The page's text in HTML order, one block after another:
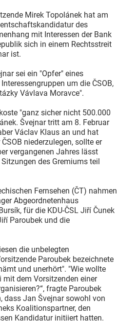
Mirek Topolánek hat am
des
mit Interessen der Bank
sich in einem Rechtsstreit
ist.
sei ein "Opfer" eines
um die ČSOB,
Vávlava Moravce".
"ganz sicher nicht 500.000
Švejnar tritt am 8. Februar
Václav Klaus an und hat
niederzulegen, sollte er
vergangenen Jahres lässt
des Gremiums teil
Fernsehen (ČT) nahmen
Abgeordnetenhaus
für die KDU-ČSL Jiří Čunek
Paroubek und die
die unbelegten
Paroubek bezeichnete
und unerhört". "Wie wollte
dem Vorsitzenden einer
fragte Paroubek
dass Jan Švejnar sowohl von
Koalitionspartner, den
Kandidatur initiiert hatten.